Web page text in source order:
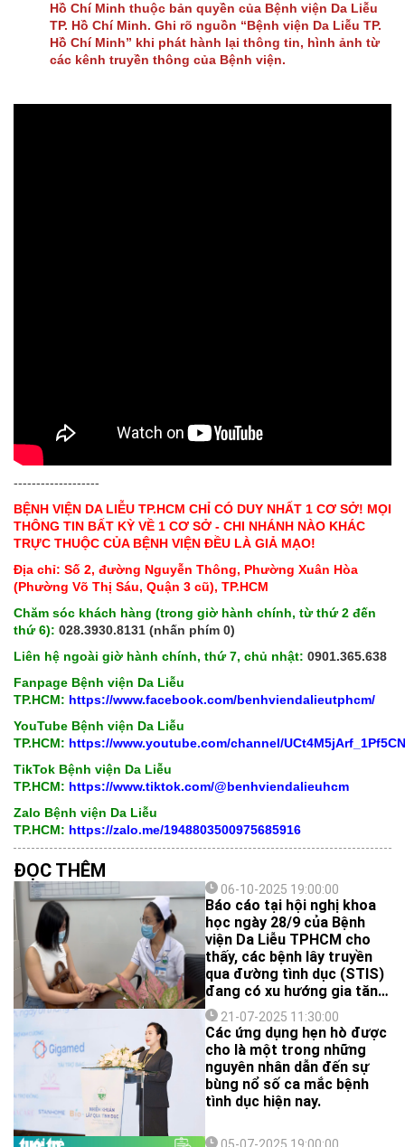
Hồ Chí Minh thuộc bản quyền của Bệnh viện Da Liễu
TP. Hồ Chí Minh. Ghi rõ nguồn “Bệnh viện Da Liễu TP.
Hồ Chí Minh” khi phát hành lại thông tin, hình ảnh từ
các kênh truyền thông của Bệnh viện.
-------------------
BỆNH VIỆN DA LIỄU TP.HCM CHỈ CÓ DUY NHẤT 1 CƠ SỞ! MỌI
THÔNG TIN BẤT KỲ VỀ 1 CƠ SỞ - CHI NHÁNH NÀO KHÁC
TRỰC THUỘC CỦA BỆNH VIỆN ĐỀU LÀ GIẢ MẠO!
Địa chỉ: Số 2, đường Nguyễn Thông, Phường Xuân Hòa
(Phường Võ Thị Sáu, Quận 3 cũ), TP.HCM
Chăm sóc khách hàng (trong giờ hành chính, từ thứ 2 đến
thứ 6): 028.3930.8131 (nhấn phím 0)
Liên hệ ngoài giờ hành chính, thứ 7, chủ nhật: 0901.365.638
Fanpage Bệnh viện Da Liễu
TP.HCM: https://www.facebook.com/benhviendalieutphcm/
YouTube Bệnh viện Da Liễu
TP.HCM: https://www.youtube.com/channel/
TikTok Bệnh viện Da Liễu
TP.HCM: https://www.tiktok.com/@benhviendalieuhcm
Zalo Bệnh viện Da Liễu
TP.HCM: https://zalo.me/1948803500975685916
ĐỌC THÊM
06-10-2025 19:00:00
Báo cáo tại hội nghị khoa
học ngày 28/9 của Bệnh
viện Da Liễu TPHCM cho
thấy, các bệnh lây truyền
qua đường tình dục (STIS)
đang có xu hướng gia tăng
trong cộng đồng và tấn
công nhóm trẻ dưới 18
tuổi.
21-07-2025 11:30:00
Các ứng dụng hẹn hò được
cho là một trong những
nguyên nhân dẫn đến sự
bùng nổ số ca mắc bệnh
tình dục hiện nay.